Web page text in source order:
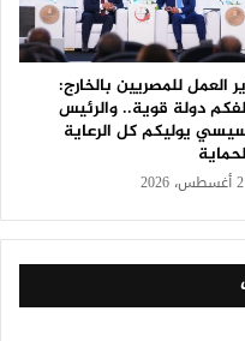
العمل للمصريين بالخارج:
دولة قوية.. والرئيس
يوليكم كل الرعاية
2 أغسطس، 2026